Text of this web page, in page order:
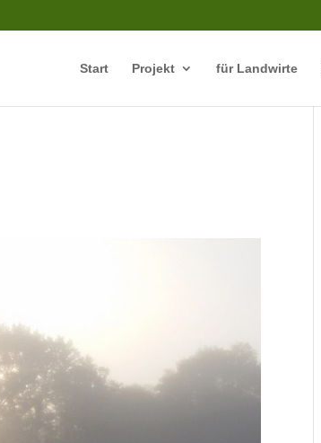
Start Projekt für Landwirte